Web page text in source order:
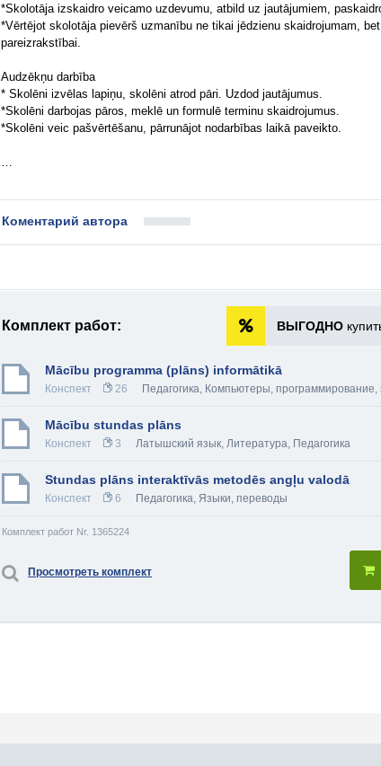
*Skolotāja izskaidro veicamo uzdevumu, atbild uz jautājumiem,
*Vērtējot skolotāja pievērš uzmanību ne tikai jēdzienu skaidrojumam,
pareizrakstībai.
Audzēkņu darbība
* Skolēni izvēlas lapiņu, skolēni atrod pāri. Uzdod jautājumus.
*Skolēni darbojas pāros, meklē un formulē terminu skaidrojumus.
*Skolēni veic pašvērtēšanu, pārrunājot nodarbības laikā paveikto.
…
Коментарий автора
Комплект работ: ВЫГОДНО
Mācību programma (plāns) informātikā
Конспект 26 Педагогика, Компьютеры, программирование,
Mācību stundas plāns
Конспект 3 Латышский язык, Литература, Педагогика
Stundas plāns interaktīvās metodēs angļu valodā
Конспект 6 Педагогика, Языки, переводы
Комплект работ Nr. 1365224
Просмотреть комплект